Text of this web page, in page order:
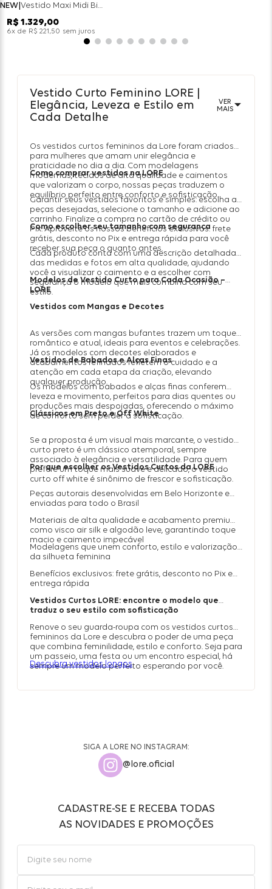
NEW Vestido Maxi Midi Bicolor Alfaitaria Navy - Marinho
R$ 1 .329,00
6x de R$ 221 ,50 sem juros
Vestido Curto Feminino LORE |
Elegância, Leveza e Estilo em
Cada Detalhe
VER
MAIS
Os vestidos curtos femininos da Lore foram criados
para mulheres que amam unir elegância e
praticidade no dia a dia. Com modelagens
modernas, tecidos de alta qualidade e caimentos
que valorizam o corpo, nossas peças traduzem o
equilíbrio perfeito entre conforto e sofisticação.
Como comprar vestidos na LORE
Garantir seus vestidos favoritos é simples: escolha as
peças desejadas, selecione o tamanho e adicione ao
carrinho. Finalize a compra no cartão de crédito ou
Pix. Aproveite os nossos benefícios exclusivos: frete
grátis, desconto no Pix e entrega rápida para você
receber sua peça o quanto antes.
Como escolher seu tamanho com segurança
Cada produto conta com uma descrição detalhada
das medidas e fotos em alta qualidade, ajudando
você a visualizar o caimento e a escolher com
segurança o modelo que mais combina com seu
estilo.
Modelos de Vestido Curto para Cada Ocasião –
LORE
Vestidos com Mangas e Decotes
As versões com mangas bufantes trazem um toque
romântico e atual, ideais para eventos e celebrações.
Já os modelos com decotes elaborados e
acabamentos refinados refletem o cuidado e a
atenção em cada etapa da criação, elevando
qualquer produção.
Vestidos de Babados e Alças Finas
Os modelos com babados e alças finas conferem
leveza e movimento, perfeitos para dias quentes ou
produções mais despojadas, oferecendo o máximo
de conforto sem perder a sofisticação.
Clássicos em Preto e Off White
Se a proposta é um visual mais marcante, o vestido
curto preto é um clássico atemporal, sempre
associado à elegância e versatilidade. Para quem
prefere um toque mais suave e delicado, o vestido
curto off white é sinônimo de frescor e sofisticação.
Por que escolher os Vestidos Curtos da LORE
Peças autorais desenvolvidas em Belo Horizonte e
enviadas para todo o Brasil
Materiais de alta qualidade e acabamento premium,
como visco air silk e algodão leve, garantindo toque
macio e caimento impecável
Modelagens que unem conforto, estilo e valorização
da silhueta feminina
Benefícios exclusivos: frete grátis, desconto no Pix e
entrega rápida
Vestidos Curtos LORE: encontre o modelo que
traduz o seu estilo com sofisticação
Renove o seu guarda-roupa com os vestidos curtos
femininos da Lore e descubra o poder de uma peça
que combina feminilidade, estilo e conforto. Seja para
um passeio, uma festa ou um encontro especial, há
sempre um modelo perfeito esperando por você.
Descubra vestidos longos
SIGA A LORE NO INSTAGRAM:
@lore.oficial
CADASTRE-SE E RECEBA TODAS
AS NOVIDADES E PROMOÇÕES